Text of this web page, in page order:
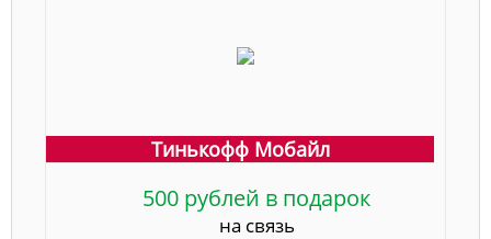
Тинькофф Мобайл
500 рублей в подарок
на связь